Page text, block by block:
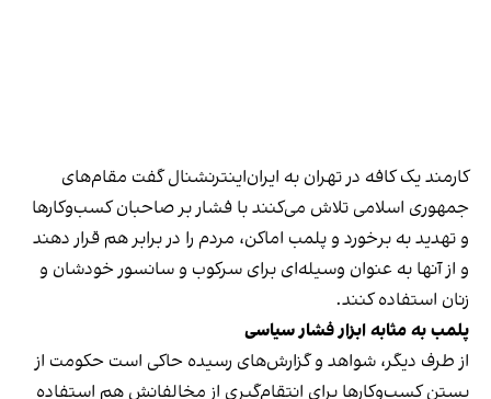
کارمند یک کافه در تهران به ایران‌اینترنشنال گفت مقام‌های
جمهوری اسلامی تلاش می‌کنند با فشار بر صاحبان کسب‌وکارها
و تهدید به برخورد و پلمب اماکن، مردم را در برابر هم قرار دهند
و از آنها به عنوان وسیله‌ای برای سرکوب و سانسور خودشان و
زنان استفاده کنند.
پلمب به مثابه ابزار فشار سیاسی
از طرف دیگر، شواهد و گزارش‌های رسیده حاکی است حکومت از
بستن کسب‌وکارها برای انتقام‌گیری از مخالفانش هم استفاده